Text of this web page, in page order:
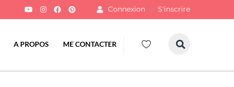
Connexion S'inscrire
A PROPOS ME CONTACTER